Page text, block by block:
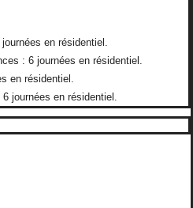
en résidentiel.
: 6 journées en résidentiel.
en résidentiel.
journées en résidentiel.